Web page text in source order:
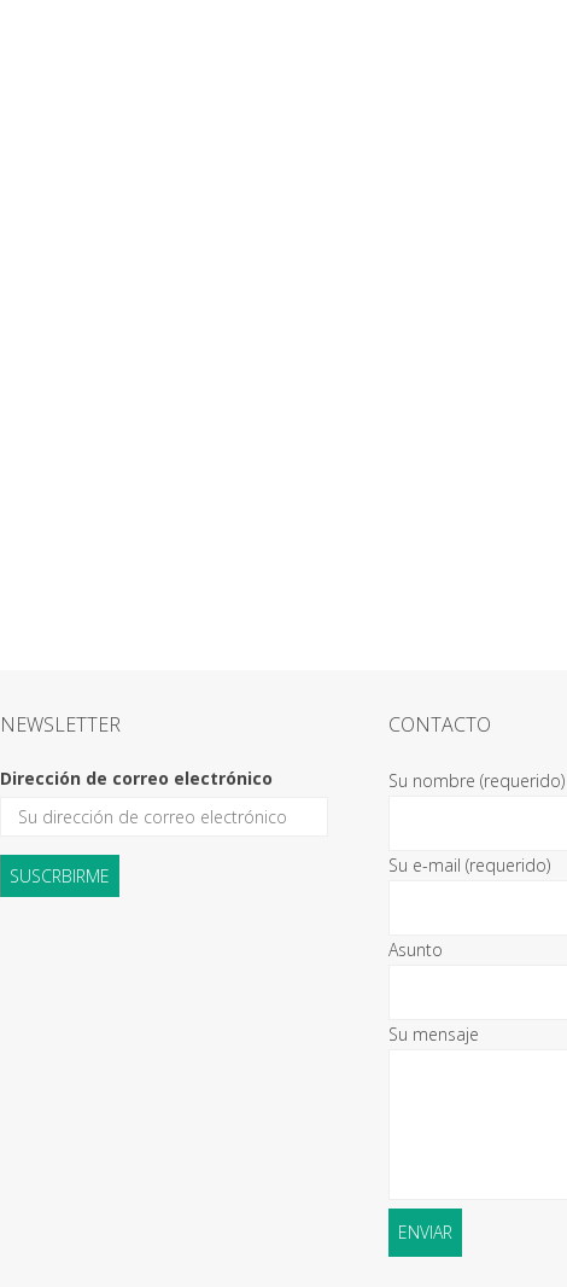
NEWSLETTER
Dirección de correo electrónico
CONTACTO
Su nombre (requerido)
Su e-mail (requerido)
Asunto
Su mensaje